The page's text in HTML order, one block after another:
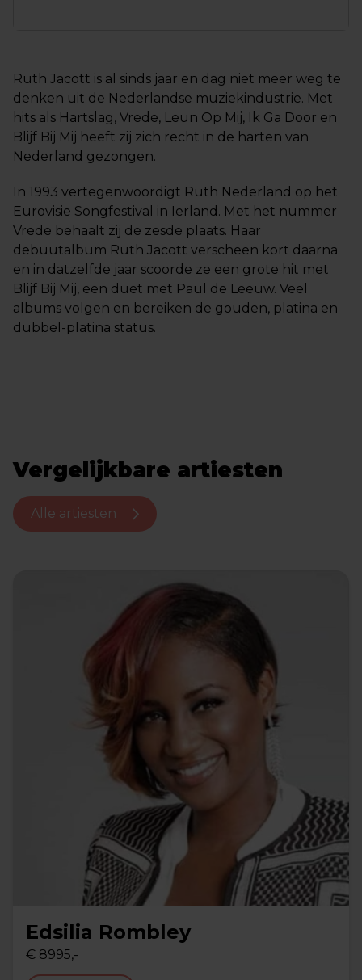
Ruth Jacott is al sinds jaar en dag niet meer weg te
denken uit de Nederlandse muziekindustrie. Met
hits als Hartslag, Vrede, Leun Op Mij, Ik Ga Door en
Blijf Bij Mij heeft zij zich recht in de harten van
Nederland gezongen.
In 1993 vertegenwoordigt Ruth Nederland op het
Eurovisie Songfestival in Ierland. Met het nummer
Vrede behaalt zij de zesde plaats. Haar
debuutalbum Ruth Jacott verscheen kort daarna
en in datzelfde jaar scoorde ze een grote hit met
Blijf Bij Mij, een duet met Paul de Leeuw. Veel
albums volgen en bereiken de gouden, platina en
dubbel-platina status.
Vergelijkbare artiesten
Alle artiesten
Edsilia Rombley
€ 8995,-